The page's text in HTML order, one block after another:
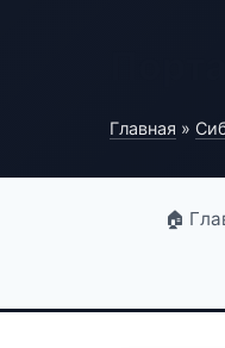
Главная »
🏠